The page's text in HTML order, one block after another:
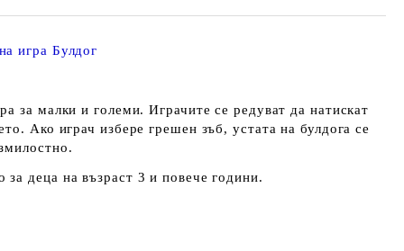
игра Булдог
за малки и големи. Играчите се редуват да натискат
Ако играч избере грешен зъб, устата на булдога се
деца на възраст 3 и повече години.